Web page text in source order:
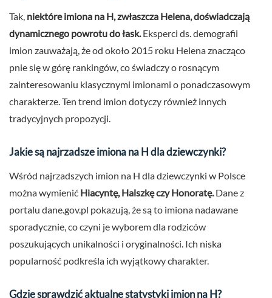
Tak, niektóre imiona na H, zwłaszcza Helena, doświadczają
dynamicznego powrotu do łask. Eksperci ds. demografii
imion zauważają, że od około 2015 roku Helena znacząco
pnie się w górę rankingów, co świadczy o rosnącym
zainteresowaniu klasycznymi imionami o ponadczasowym
charakterze. Ten trend imion dotyczy również innych
tradycyjnych propozycji.
Jakie są najrzadsze imiona na H dla dziewczynki?
Wśród najrzadszych imion na H dla dziewczynki w Polsce
można wymienić Hiacyntę, Halszkę czy Honoratę. Dane z
portalu dane.gov.pl pokazują, że są to imiona nadawane
sporadycznie, co czyni je wyborem dla rodziców
poszukujących unikalności i oryginalności. Ich niska
popularność podkreśla ich wyjątkowy charakter.
Gdzie sprawdzić aktualne statystyki imion na H?